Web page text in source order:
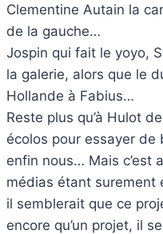
Clementine Autain la
de la gauche…
Jospin qui fait le yoyo,
la galerie, alors que le
Hollande à Fabius…
Reste plus qu’à Hulot
écolos pour essayer de
enfin nous… Mais c’est
médias étant surement
il semblerait que ce
encore qu’un projet, il